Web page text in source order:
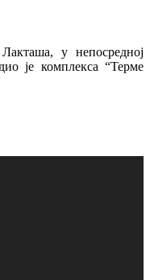
у непосредној
је комплекса “Терме